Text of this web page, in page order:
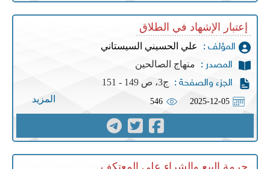
إعتبار الإشهاد في الطلاق
المؤلف : علي الحسيني السيستاني
المصدر : منهاج الصالحين
الجزء والصفحة : ج3، ص 149 - 151
2025-12-05
546 المزيد
حرمة البيع والشراء على المعتكف.